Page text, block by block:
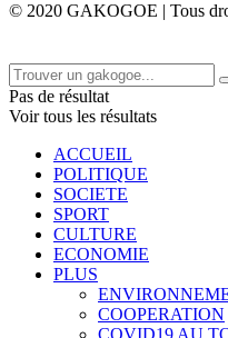
© 2020 GAKOGOE | Tous
Pas de résultat
Voir tous les résultats
ACCUEIL
POLITIQUE
SOCIETE
SPORT
CULTURE
ECONOMIE
PLUS
COOPERATION